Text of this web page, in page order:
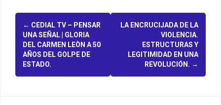
t
← CEDIAL TV – PENSAR
UNA SEÑAL | GLORIA
DEL CARMEN LEÒN A 50
AÑOS DEL GOLPE DE
ESTADO.
LA ENCRUCIJADA DE LA
VIOLENCIA.
ESTRUCTURAS Y
LEGITIMIDAD EN UNA
REVOLUCIÓN. →